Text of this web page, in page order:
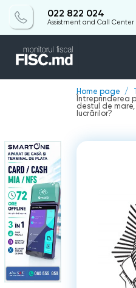
022 822 024
Assistment and Call Center
Home page
Întreprinderea
destul de
lucrărilor?